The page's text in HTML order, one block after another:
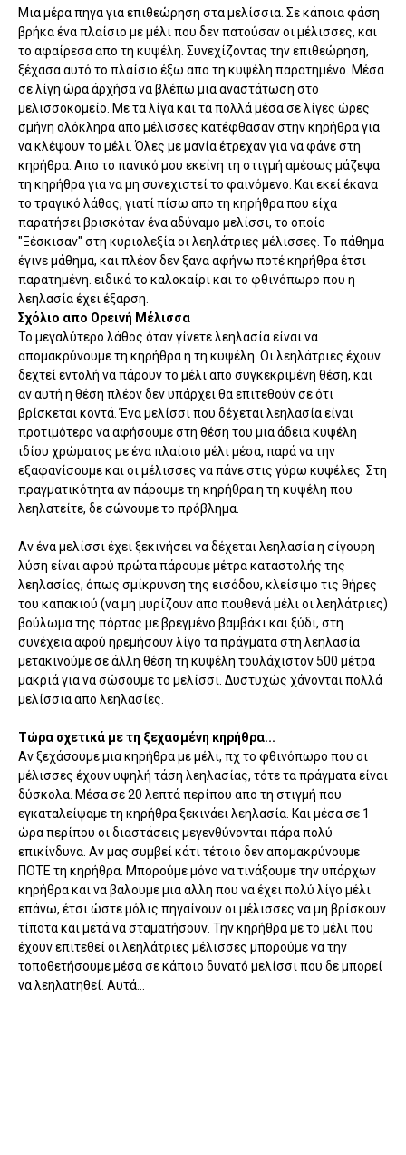
Μια μέρα πηγα για επιθεώρηση στα μελίσσια. Σε κάποια φάση
βρήκα ένα πλαίσιο με μέλι που δεν πατούσαν οι μέλισσες, και
το αφαίρεσα απο τη κυψέλη. Συνεχίζοντας την επιθεώρηση,
ξέχασα αυτό το πλαίσιο έξω απο τη κυψέλη παρατημένο. Μέσα
σε λίγη ώρα άρχήσα να βλέπω μια αναστάτωση στο
μελισσοκομείο. Με τα λίγα και τα πολλά μέσα σε λίγες ώρες
σμήνη ολόκληρα απο μέλισσες κατέφθασαν στην κηρήθρα για
να κλέψουν το μέλι. Όλες με μανία έτρεχαν για να φάνε στη
κηρήθρα. Απο το πανικό μου εκείνη τη στιγμή αμέσως μάζεψα
τη κηρήθρα για να μη συνεχιστεί το φαινόμενο. Και εκεί έκανα
το τραγικό λάθος, γιατί πίσω απο τη κηρήθρα που είχα
παρατήσει βρισκόταν ένα αδύναμο μελίσσι, το οποίο
"Ξέσκισαν" στη κυριολεξία οι λεηλάτριες μέλισσες. Το πάθημα
έγινε μάθημα, και πλέον δεν ξανα αφήνω ποτέ κηρήθρα έτσι
παρατημένη. ειδικά το καλοκαίρι και το φθινόπωρο που η
λεηλασία έχει έξαρση.
Σχόλιο απο Ορεινή Μέλισσα
Το μεγαλύτερο λάθος όταν γίνετε λεηλασία είναι να
απομακρύνουμε τη κηρήθρα η τη κυψέλη. Οι λεηλάτριες έχουν
δεχτεί εντολή να πάρουν το μέλι απο συγκεκριμένη θέση, και
αν αυτή η θέση πλέον δεν υπάρχει θα επιτεθούν σε ότι
βρίσκεται κοντά. Ένα μελίσσι που δέχεται λεηλασία είναι
προτιμότερο να αφήσουμε στη θέση του μια άδεια κυψέλη
ιδίου χρώματος με ένα πλαίσιο μέλι μέσα, παρά να την
εξαφανίσουμε και οι μέλισσες να πάνε στις γύρω κυψέλες. Στη
πραγματικότητα αν πάρουμε τη κηρήθρα η τη κυψέλη που
λεηλατείτε, δε σώνουμε το πρόβλημα.
Αν ένα μελίσσι έχει ξεκινήσει να δέχεται λεηλασία η σίγουρη
λύση είναι αφού πρώτα πάρουμε μέτρα καταστολής της
λεηλασίας, όπως σμίκρυνση της εισόδου, κλείσιμο τις θήρες
του καπακιού (να μη μυρίζουν απο πουθενά μέλι οι λεηλάτριες)
βούλωμα της πόρτας με βρεγμένο βαμβάκι και ξύδι, στη
συνέχεια αφού ηρεμήσουν λίγο τα πράγματα στη λεηλασία
μετακινούμε σε άλλη θέση τη κυψέλη τουλάχιστον 500 μέτρα
μακριά για να σώσουμε το μελίσσι. Δυστυχώς χάνονται πολλά
μελίσσια απο λεηλασίες.
Τώρα σχετικά με τη ξεχασμένη κηρήθρα...
Αν ξεχάσουμε μια κηρήθρα με μέλι, πχ το φθινόπωρο που οι
μέλισσες έχουν υψηλή τάση λεηλασίας, τότε τα πράγματα είναι
δύσκολα. Μέσα σε 20 λεπτά περίπου απο τη στιγμή που
εγκαταλείψαμε τη κηρήθρα ξεκινάει λεηλασία. Και μέσα σε 1
ώρα περίπου οι διαστάσεις μεγενθύνονται πάρα πολύ
επικίνδυνα. Αν μας συμβεί κάτι τέτοιο δεν απομακρύνουμε
ΠΟΤΕ τη κηρήθρα. Μπορούμε μόνο να τινάξουμε την υπάρχων
κηρήθρα και να βάλουμε μια άλλη που να έχει πολύ λίγο μέλι
επάνω, έτσι ώστε μόλις πηγαίνουν οι μέλισσες να μη βρίσκουν
τίποτα και μετά να σταματήσουν. Την κηρήθρα με το μέλι που
έχουν επιτεθεί οι λεηλάτριες μέλισσες μπορούμε να την
τοποθετήσουμε μέσα σε κάποιο δυνατό μελίσσι που δε μπορεί
να λεηλατηθεί. Αυτά...